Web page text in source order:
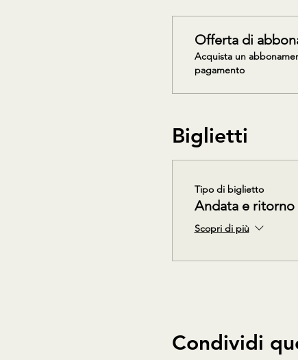
Offerta di
Acquista un
pagamento
Biglietti
Tipo di biglietto
Andata e ritorno
Scopri di più
Condividi